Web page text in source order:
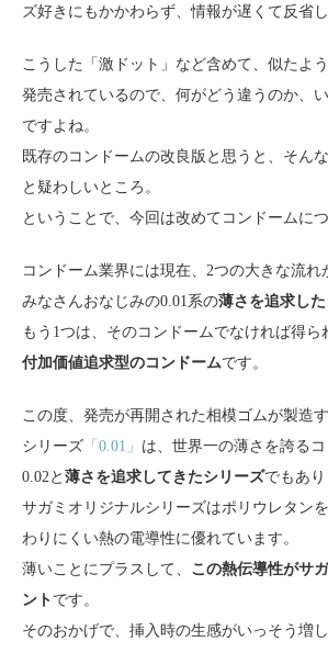
ズ好きにもかかわらず、情報が遅くて反省し
こうした「激ドット」など含めて、似たよ
発売されているので、何がどう違うのか、
ですよね。
既存のコンドームの改良版と思うと、そん
と疑わしいところ。
ということで、今回は改めてコンドームに
コンドーム業界には現在、2つの大きな流れ
みなさんおなじみの0.01系の薄さを追求し
もう1つは、そのコンドームでなければ得ら
付加価値追求型のコンドームです。
この度、発売が再開された相模ゴムが製造
シリーズ 「0.01」 は、世界一の薄さを誇るコ
0.02と 薄さを追求してきたシリーズでもあり
サガミオリジナルシリーズはポリウレタン
わりにくい熱の電導性に優れています。
薄いことにプラスして、 この熱伝導性がサ
ント です。
そのおかげで、挿入時の生感がいっそう増し